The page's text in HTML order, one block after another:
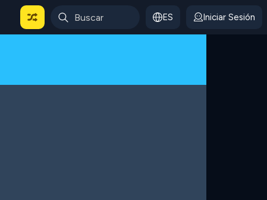
ES Iniciar Sesión